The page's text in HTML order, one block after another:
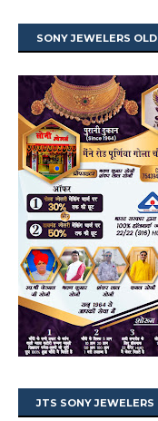
SONY JEWELERS OLD
JTS SONY JEWELERS